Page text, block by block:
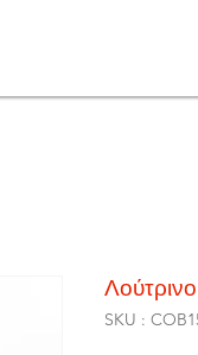
SKU :